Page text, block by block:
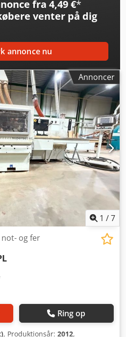
Ahmjrf - År 2000
fra 4,49 €*
venter på dig
annonce nu
Annoncer
1 /7
og fer
Ring op
, Produktionsår: 2012,